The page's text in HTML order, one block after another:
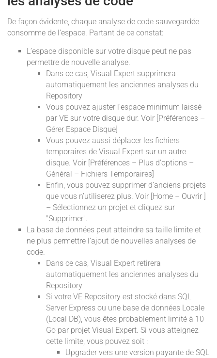
De façon évidente, chaque analyse de code sauvegardée
consomme de l’espace. Partant de ce constat:
L’espace disponible sur votre disque peut ne pas
permettre de nouvelle analyse.
Dans ce cas, Visual Expert supprimera
automatiquement les anciennes analyses du
Repository
Vous pouvez ajuster l’espace minimum laissé
par VE sur votre disque dur. Voir [Préférences –
Gérer Espace Disque]
Vous pouvez aussi déplacer les fichiers
temporaires de Visual Expert sur un autre
disque. Voir [Préférences – Plus d'options –
Général – Fichiers Temporaires]
Enfin, vous pouvez supprimer d’anciens projets
que vous n’utiliserez plus. Voir [Home – Ouvrir ]
– Sélectionnez un projet et cliquez sur
"Supprimer".
La base de données peut atteindre sa taille limite et
ne plus permettre l’ajout de nouvelles analyses de
code.
Dans ce cas, Visual Expert retirera
automatiquement les anciennes analyses du
Repository
Si votre VE Repository est stocké dans SQL
Server Express ou une base de données Locale
(Local DB), vous êtes probablement limité à 10
Go par projet Visual Expert. Si vous atteignez
cette limite, vous pouvez soit :
Upgrader vers une version payante de SQL